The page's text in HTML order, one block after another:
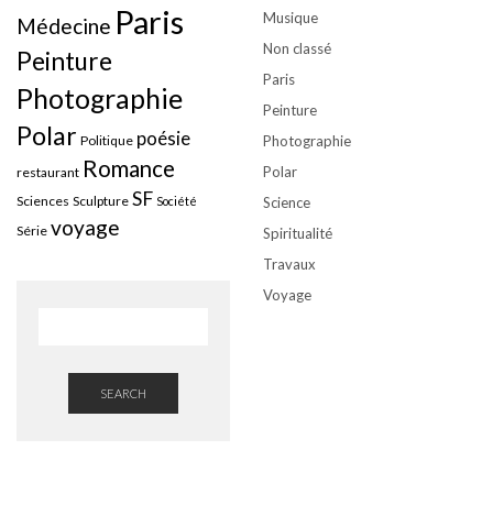
Médecine Paris
Peinture
Photographie
Polar Politique poésie
restaurant Romance
Sciences Sculpture SF Société
Série voyage
SEARCH
Musique
Non classé
Paris
Peinture
Photographie
Polar
Science
Spiritualité
Travaux
Voyage